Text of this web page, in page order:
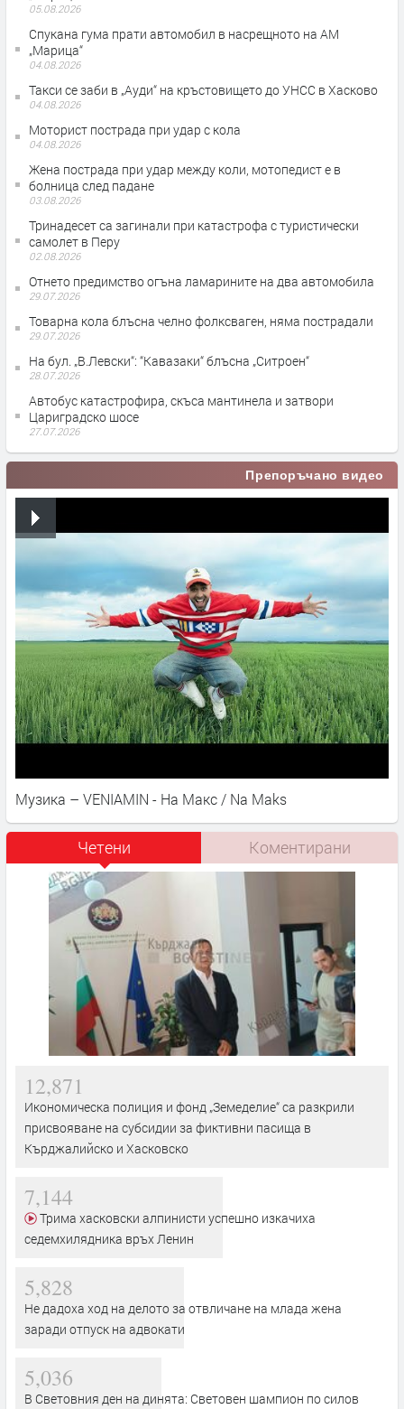
05.08.2026
Спукана гума прати автомобил в насрещното на АМ
„Марица“
04.08.2026
Такси се заби в „Ауди“ на кръстовището до УНСС в Хасково
04.08.2026
Моторист пострада при удар с кола
04.08.2026
Жена пострада при удар между коли, мотопедист е в
болница след падане
03.08.2026
Тринадесет са загинали при катастрофа с туристически
самолет в Перу
02.08.2026
Отнето предимство огъна ламарините на два автомобила
29.07.2026
Товарна кола блъсна челно фолксваген, няма пострадали
29.07.2026
На бул. „В.Левски“: “Кавазаки“ блъсна „Ситроен“
28.07.2026
Автобус катастрофира, скъса мантинела и затвори
Цариградско шосе
27.07.2026
Препоръчано видео
Музика – VENIAMIN - На Макс / Na Maks
Четени Коментирани
12,871
Икономическа полиция и фонд „Земеделие“ са разкрили
присвояване на субсидии за фиктивни пасища в
Кърджалийско и Хасковско
7,144
седемхилядника връх Ленин
5,828
Не дадоха ход на делото за отвличане на млада жена
заради отпуск на адвокати
5,036
В Световния ден на динята: Световен шампион по силов